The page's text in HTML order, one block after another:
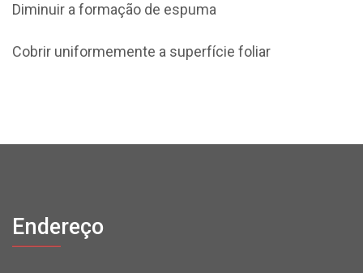
Diminuir a formação de espuma
Cobrir uniformemente a superfície foliar
Endereço